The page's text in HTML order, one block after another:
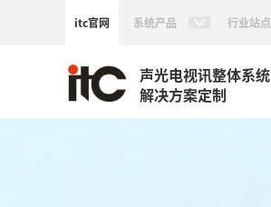
itc官网 系统产品 行业站点
声光电视讯整体系统
解决方案定制